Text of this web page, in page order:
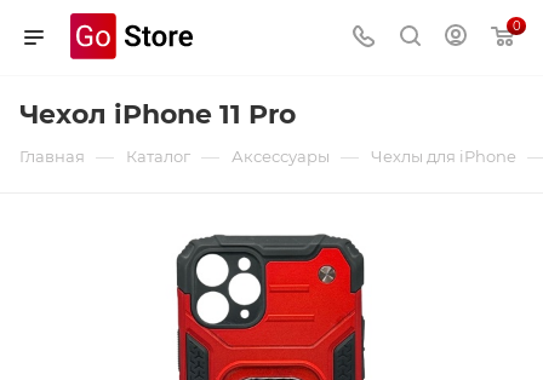
0
Чехол iPhone 11 Pro
Главная — Каталог — Аксессуары — Чехлы для iPhone